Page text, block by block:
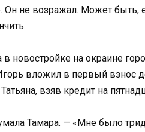
Он не возражал. Может
новостройке на окраине
вложил в первый взнос
взяв кредит на
Тамара. — «Мне было